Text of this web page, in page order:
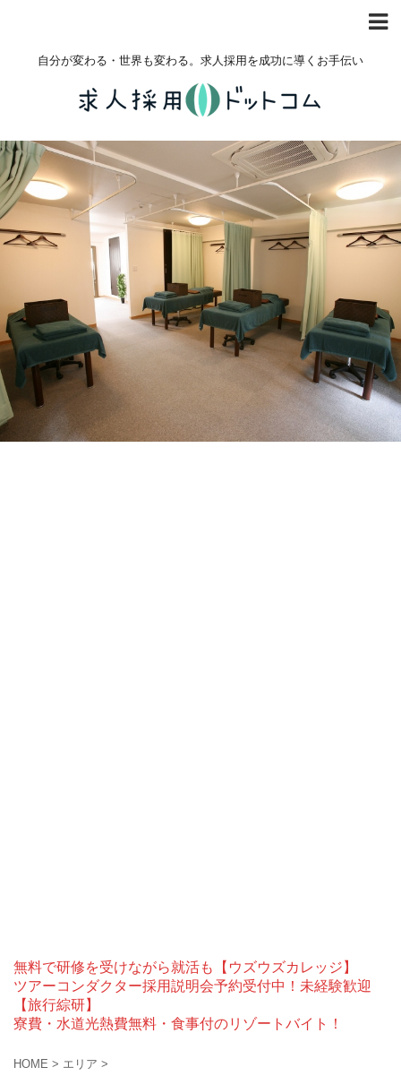
自分が変わる・世界も変わる。求人採用を成功に導くお手伝い
無料で研修を受けながら就活も【ウズウズカレッジ】
ツアーコンダクター採用説明会予約受付中！未経験歓迎
【旅行綜研】
寮費・水道光熱費無料・食事付のリゾートバイト！
HOME > エリア >